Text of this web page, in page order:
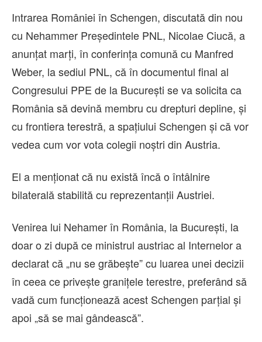
Intrarea României în Schengen, discutată din nou
cu Nehammer Preşedintele PNL, Nicolae Ciucă, a
anunţat marţi, în conferinţa comună cu Manfred
Weber, la sediul PNL, că în documentul final al
Congresului PPE de la Bucureşti se va solicita ca
România să devină membru cu drepturi depline, şi
cu frontiera terestră, a spaţiului Schengen şi că vor
vedea cum vor vota colegii noştri din Austria.
El a menţionat că nu există încă o întâlnire
bilaterală stabilită cu reprezentanţii Austriei.
Venirea lui Nehamer în România, la București, la
doar o zi după ce ministrul austriac al Internelor a
declarat că „nu se grăbeşte” cu luarea unei decizii
în ceea ce priveşte graniţele terestre, preferând să
vadă cum funcţionează acest Schengen parţial şi
apoi „să se mai gândească”.